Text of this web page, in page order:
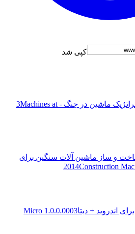
کپی شد
ماشین در جنگ - 3 Machines at
و ساز ماشین آلات سنگین برای
Construction
اندروید + دیتا
1.0.0.0003 Micro